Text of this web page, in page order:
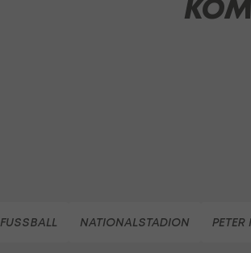
FUSSBALL NATIONALSTADION PETER